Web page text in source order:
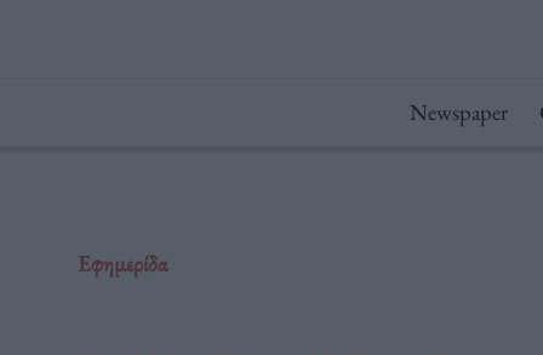
Newspaper
Εφημερίδα